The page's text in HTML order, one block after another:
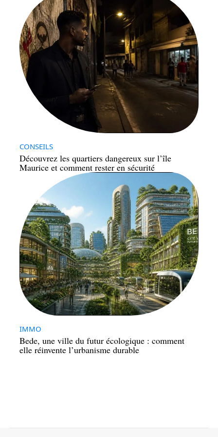
CONSEILS
Découvrez les quartiers dangereux sur l’île
Maurice et comment rester en sécurité
IMMO
Bede, une ville du futur écologique : comment
elle réinvente l’urbanisme durable